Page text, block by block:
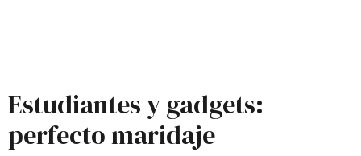
Estudiantes y gadgets:
perfecto maridaje